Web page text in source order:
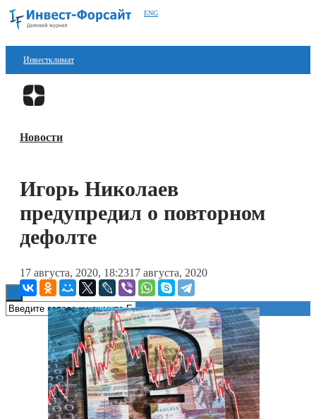
ENG
Инвестклимат
Финансы
Блокчейн
Технологии
Новости
Игорь Николаев
предупредил о повторном
дефолте
17 августа, 2020, 18:2317 августа, 2020